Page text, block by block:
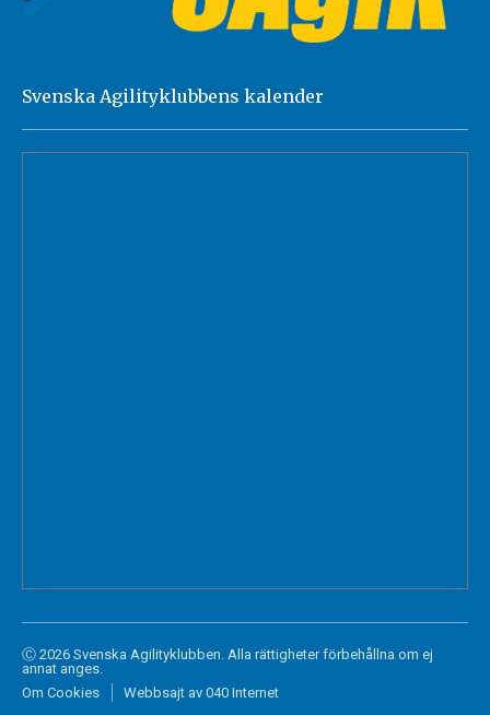
Svenska Agilityklubbens kalender
Ⓒ 2026 Svenska Agilityklubben. Alla rättigheter förbehållna om ej
annat anges.
Om Cookies
Webbsajt av 040 Internet